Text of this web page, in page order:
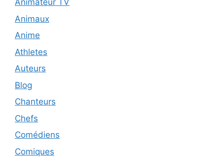
Animateur TV
Animaux
Anime
Athletes
Auteurs
Blog
Chanteurs
Chefs
Comédiens
Comiques